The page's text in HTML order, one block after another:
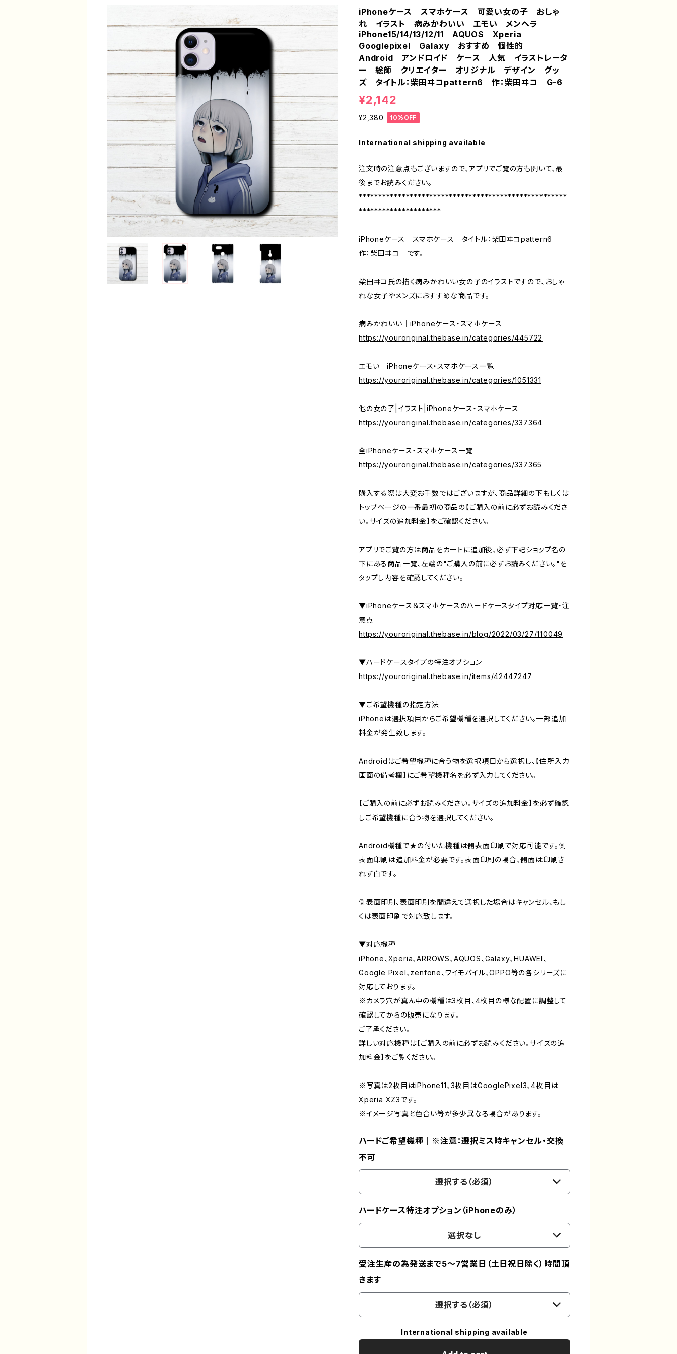
iPhoneケース スマホケース 可愛い女の子 おしゃ
れ イラスト 病みかわいい エモい メンヘラ
iPhone15/14/13/12/11 AQUOS Xperia
Googlepixel Galaxy おすすめ 個性的
Android アンドロイド ケース 人気 イラストレータ
ー 絵師 クリエイター オリジナル デザイン グッ
ズ タイトル：柴田ヰコpattern6 作：柴田ヰコ G-6
¥2,142
¥2,380 10%OFF
International shipping available
注文時の注意点もございますので、アプリでご覧の方も開いて、最
後までお読みください。
*****************************************************
*********************
iPhoneケース スマホケース タイトル：柴田ヰコpattern6
作：柴田ヰコ です。
柴田ヰコ氏の描く病みかわいい女の子のイラストですので、おしゃ
れな女子やメンズにおすすめな商品です。
病みかわいい｜iPhoneケース・スマホケース
https://youroriginal.thebase.in/categories/445722
エモい｜iPhoneケース・スマホケース一覧
https://youroriginal.thebase.in/categories/1051331
他の女の子|イラスト|iPhoneケース・スマホケース
https://youroriginal.thebase.in/categories/337364
全iPhoneケース・スマホケース一覧
https://youroriginal.thebase.in/categories/337365
購入する際は大変お手数ではございますが、商品詳細の下もしくは
トップページの一番最初の商品の【ご購入の前に必ずお読みくださ
い。サイズの追加料金】をご確認ください。
アプリでご覧の方は商品をカートに追加後、必ず下記ショップ名の
下にある商品一覧、左端の"ご購入の前に必ずお読みください。"を
タップし内容を確認してください。
▼iPhoneケース＆スマホケースのハードケースタイプ対応一覧・注
意点
https://youroriginal.thebase.in/blog/2022/03/27/110049
▼ハードケースタイプの特注オプション
https://youroriginal.thebase.in/items/42447247
▼ご希望機種の指定方法
iPhoneは選択項目からご希望機種を選択してください。一部追加
料金が発生致します。
Androidはご希望機種に合う物を選択項目から選択し、【住所入力
画面の備考欄】にご希望機種名を必ず入力してください。
【ご購入の前に必ずお読みください。サイズの追加料金】を必ず確認
しご希望機種に合う物を選択してください。
Android機種で★の付いた機種は側表面印刷で対応可能です。側
表面印刷は追加料金が必要です。表面印刷の場合、側面は印刷さ
れず白です。
側表面印刷、表面印刷を間違えて選択した場合はキャンセル、もし
くは表面印刷で対応致します。
▼対応機種
iPhone、Xperia、ARROWS、AQUOS、Galaxy、HUAWEI、
Google Pixel、zenfone、ワイモバイル、OPPO等の各シリーズに
対応しております。
※カメラ穴が真ん中の機種は3枚目、4枚目の様な配置に調整して
確認してからの販売になります。
ご了承ください。
詳しい対応機種は【ご購入の前に必ずお読みください。サイズの追
加料金】をご覧ください。
※写真は2枚目はiPhone11、3枚目はGooglePixel3、4枚目は
Xperia XZ3です。
※イメージ写真と色合い等が多少異なる場合があります。
ハードご希望機種｜※注意：選択ミス時キャンセル・交換
不可
選択する（必須）
ハードケース特注オプション（iPhoneのみ）
選択なし
受注生産の為発送まで5～7営業日（土日祝日除く）時間頂
きます
選択する（必須）
International shipping available